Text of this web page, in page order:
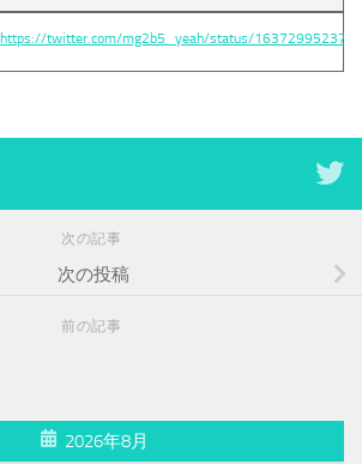
https://twitter.com/mg2b5_yeah/status/
次の記事
次の投稿
前の記事
2026年8月